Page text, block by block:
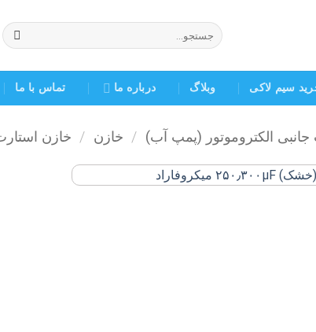
جستجو
برای:
سیم لاکی وبلاگ درباره ما تماس با ما
الکتروموتور (پمپ آب) / خازن / خازن